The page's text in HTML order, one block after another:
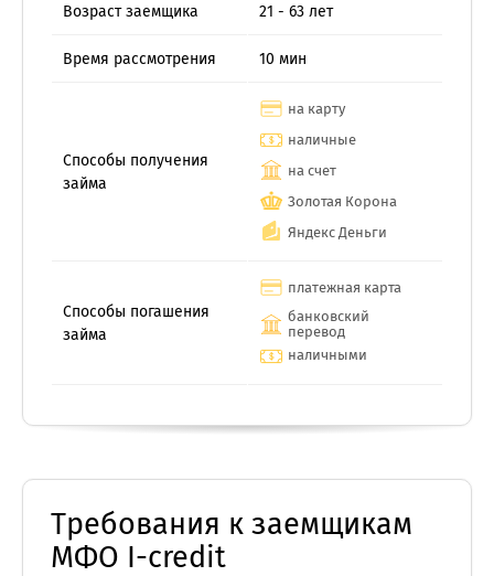
Возраст заемщика 21 - 63 лет
Время рассмотрения 10 мин
Способы получения
займа
на карту
наличные
на счет
Золотая Корона
Яндекс Деньги
Способы погашения
займа
платежная карта
банковский
перевод
наличными
Требования к заемщикам
МФО I-credit